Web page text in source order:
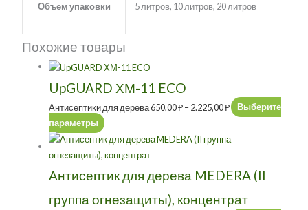
Объем упаковки 5 литров, 10 литров, 20 литров
Похожие товары
UpGUARD ХМ-11 ECO
Антисептики для дерева650,00₽ – 2.225,00₽
Выберите
параметры
Антисептик для дерева MEDERA (II
группа огнезащиты), концентрат